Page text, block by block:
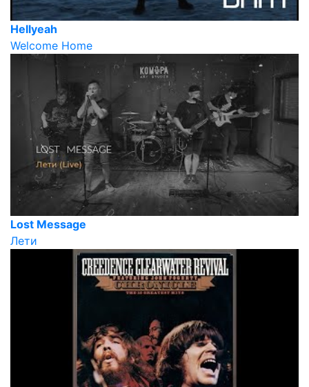
Hellyeah
Welcome Home
Lost Message
Лети